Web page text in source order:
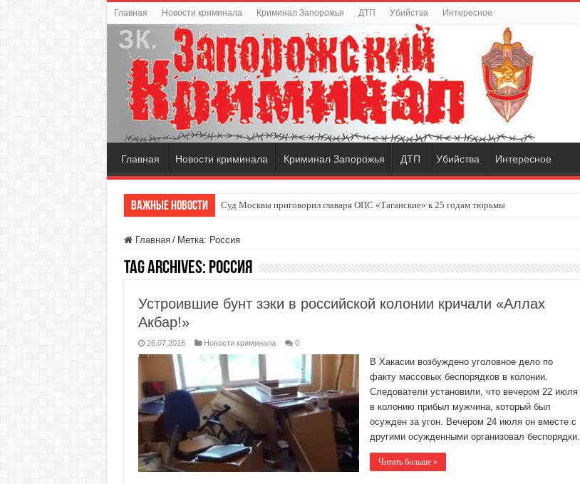
Главная Новости криминала Криминал Запорожья ДТП Убийства Интересное
Главная Новости криминала Криминал Запорожья ДТП Убийства Интересное
Важные новости Суд Москвы приговорил главаря ОПС «Таганские» к 25 годам тюрьмы
Главная / Метка: Россия
Tag Archives: Россия
Устроившие бунт зэки в российской колонии кричали «Аллах
Акбар!»
26.07.2016 Новости криминала 0
В Хакасии возбуждено уголовное дело по
факту массовых беспорядков в колонии.
Следователи установили, что вечером 22 июля
в колонию прибыл мужчина, который был
осужден за угон. Вечером 24 июля он вместе с
другими осужденными организовал беспорядки.
Читать больше »